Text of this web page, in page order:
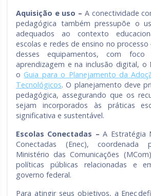
Aquisição e uso – A conectividade
pedagógica também pressupõe o
adequados ao contexto
escolas e redes de ensino no
desses equipamentos, com
aprendizagem e na inclusão digital, o
o Guia para o Planejamento da
Tecnológicos. O planejamento deve
pedagógica, assegurando que os
sejam incorporados às práticas
significativa e sustentável.
Escolas Conectadas –A Estratégia
Conectadas (Enec),
Ministério das Comunicações
políticas públicas relacionadas e
governo federal.
Para atingir seus objetivos, a Enec